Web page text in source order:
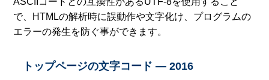
で、HTMLの解析時に誤動作や文字化け、プログラムの
エラーの発生を防ぐ事ができます。
トップページの文字コード — 2016